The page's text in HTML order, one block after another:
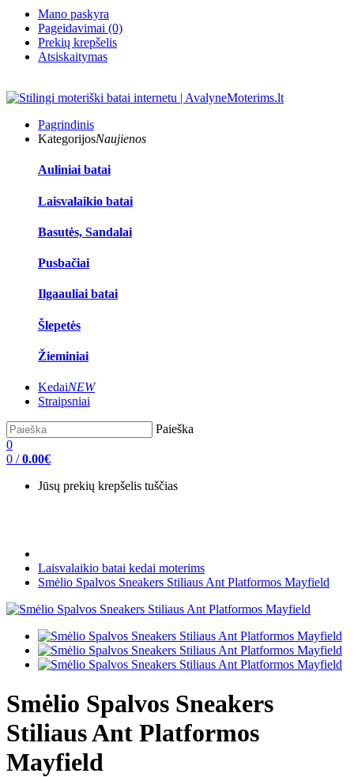
Mano paskyra
Pageidavimai (0)
Prekių krepšelis
Atsiskaitymas
Pagrindinis
KategorijosNaujienos
Auliniai batai
Laisvalaikio batai
Basutės, Sandalai
Pusbačiai
Ilgaauliai batai
Šlepetės
Žieminiai
KedaiNEW
Straipsniai
Paieška
0
0 / 0.00€
Jūsų prekių krepšelis tuščias
Laisvalaikio batai kedai moterims
Smėlio Spalvos Sneakers Stiliaus Ant Platformos Mayfield
Smėlio Spalvos Sneakers
Stiliaus Ant Platformos
Mayfield